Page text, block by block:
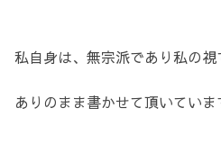
私自身は、無宗派であり私の視
ありのまま書かせて頂いていま